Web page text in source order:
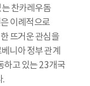
찬카레우돔
이례적으로
뜨거운 관심을
니아 정부 관계
하고 있는 23개국
.